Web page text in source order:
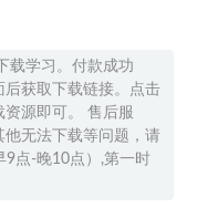
载学习。付款成功
后获取下载链接。点击
资源即可。 售后服
无法下载等问题，请
9点-晚10点）,第一时
级Promax全程教学课
03-03
老师初二地理教程全套